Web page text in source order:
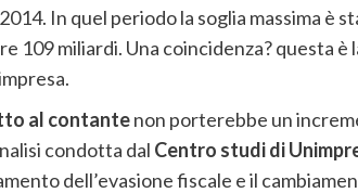
In quel periodo la soglia massima è
109 miliardi. Una coincidenza? questa è
al contantenon porterebbe un
condotta dal Centro studi di
dell’evasione fiscale e il